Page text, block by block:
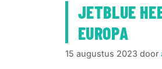
JETBLUE
EUROPA
15 augustus 2023 door